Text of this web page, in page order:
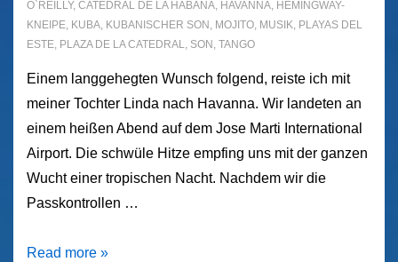
O`REILLY, CATEDRAL DE LA HABANA, HAVANNA, HEMINGWAY-
KNEIPE, KUBA, KUBANISCHER SON , MOJITO, MUSIK, PLAYAS DEL
ESTE, PLAZA DE LA CATEDRAL, SON , TANGO
Einem langgehegten Wunsch folgend, reiste ich mit
meiner Tochter Linda nach Havanna. Wir landeten an
einem heißen Abend auf dem Jose Marti International
Airport. Die schwüle Hitze empfing uns mit der ganzen
Wucht einer tropischen Nacht. Nachdem wir die
Passkontrollen …
Vierzehn
Read more »